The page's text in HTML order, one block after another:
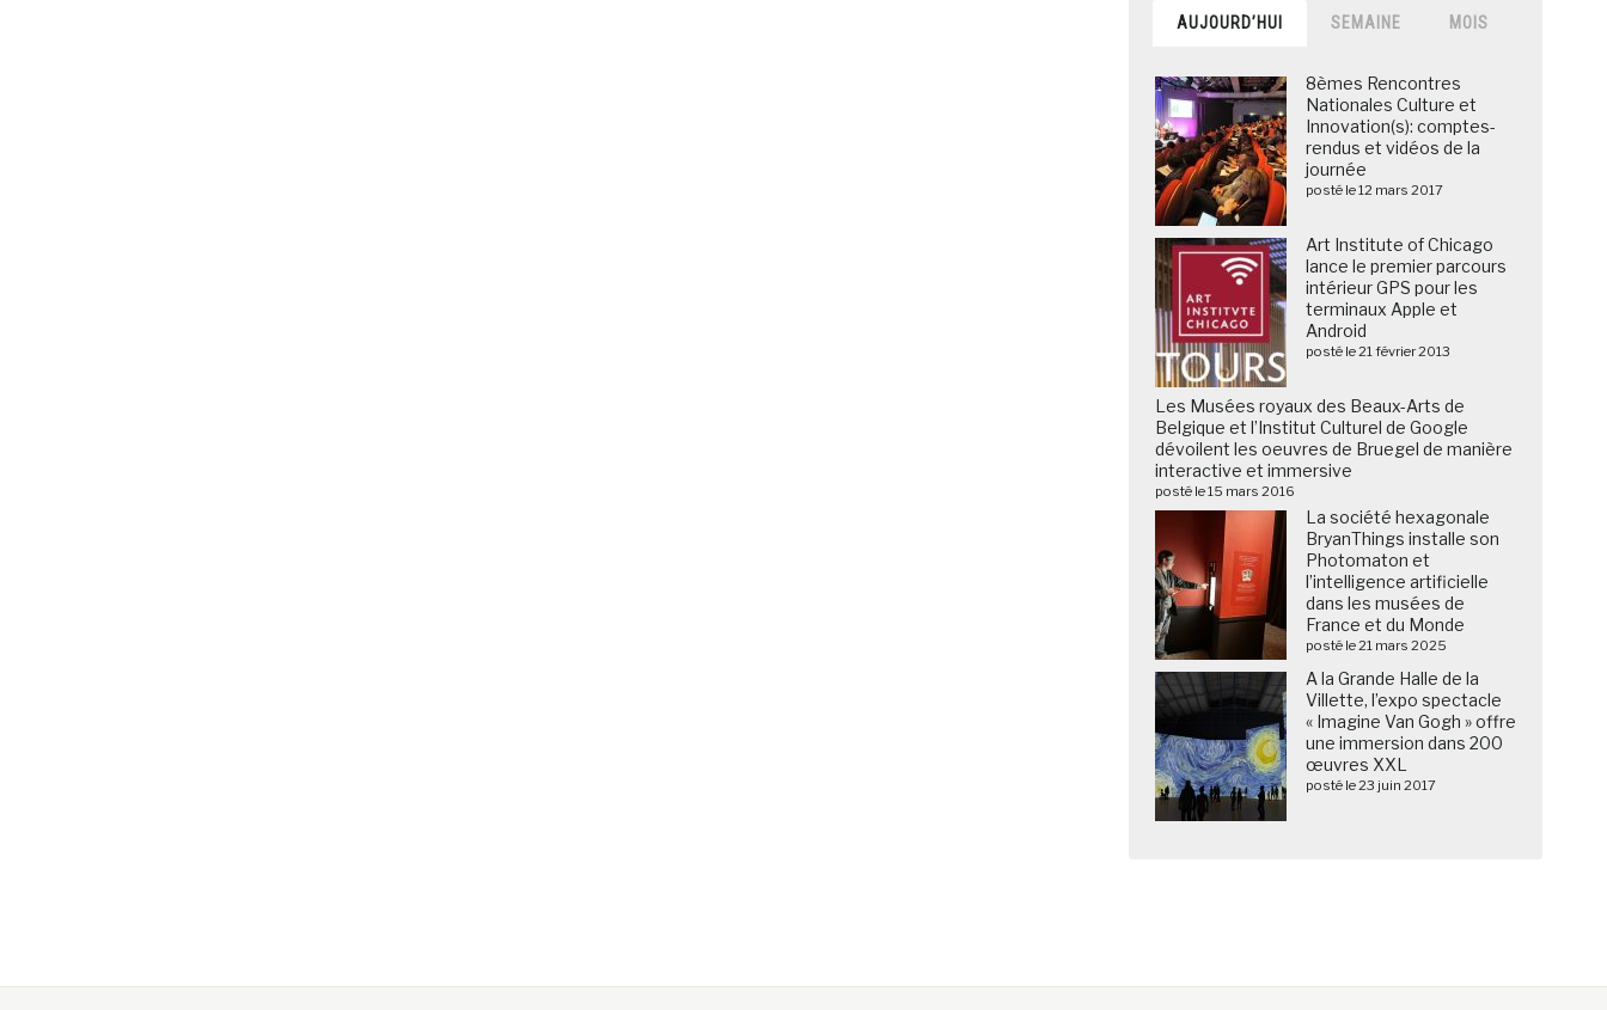
AUJOURD’HUI SEMAINE MOIS
8èmes Rencontres
Nationales Culture et
Innovation(s): comptes-
rendus et vidéos de la
journée
posté le 12 mars 2017
Art Institute of Chicago
lance le premier parcours
intérieur GPS pour les
terminaux Apple et
Android
posté le 21 février 2013
Les Musées royaux des Beaux-Arts de
Belgique et l’Institut Culturel de Google
dévoilent les oeuvres de Bruegel de manière
interactive et immersive
posté le 15 mars 2016
La société hexagonale
BryanThings installe son
Photomaton et
l’intelligence artificielle
dans les musées de
France et du Monde
posté le 21 mars 2025
A la Grande Halle de la
Villette, l’expo spectacle
« Imagine Van Gogh » offre
une immersion dans 200
œuvres XXL
posté le 23 juin 2017